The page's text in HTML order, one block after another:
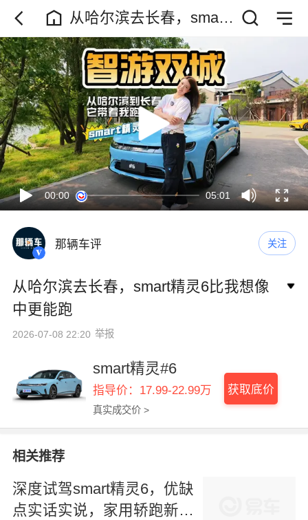
从哈尔滨去长春，smart
精灵6比我想像中更能跑
00:00 05:01
那辆车评 关注
从哈尔滨去长春，smart精灵6比我想像
中更能跑
2026-07-08 22:20 举报
smart精灵#6
指导价：17.99-22.99万
真实成交价 >
获取底价
相关推荐
深度试驾smart精灵6，优缺
点实话实说，家用轿跑新选